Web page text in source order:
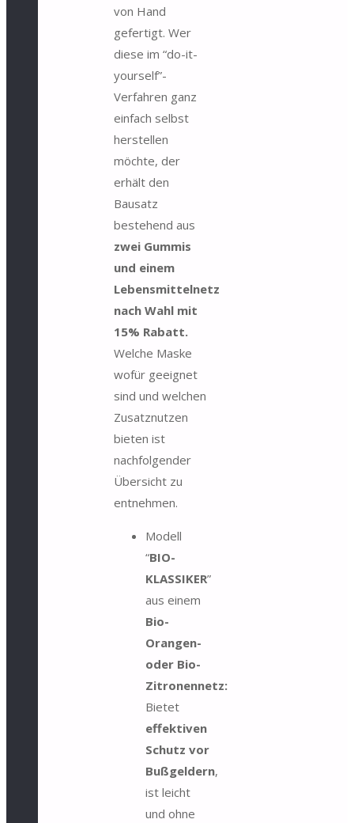
von Hand
gefertigt. Wer
diese im “do-it-
yourself”-
Verfahren ganz
einfach selbst
herstellen
möchte, der
erhält den
Bausatz
bestehend aus
zwei Gummis
und einem
Lebensmittelnetz
nach Wahl mit
15% Rabatt.
Welche Maske
wofür geeignet
sind und welchen
Zusatznutzen
bieten ist
nachfolgender
Übersicht zu
entnehmen.
Modell
“BIO-
KLASSIKER”
aus einem
Bio-
Orangen-
oder Bio-
Zitronennetz:
Bietet
effektiven
Schutz vor
Bußgeldern,
ist leicht
und ohne